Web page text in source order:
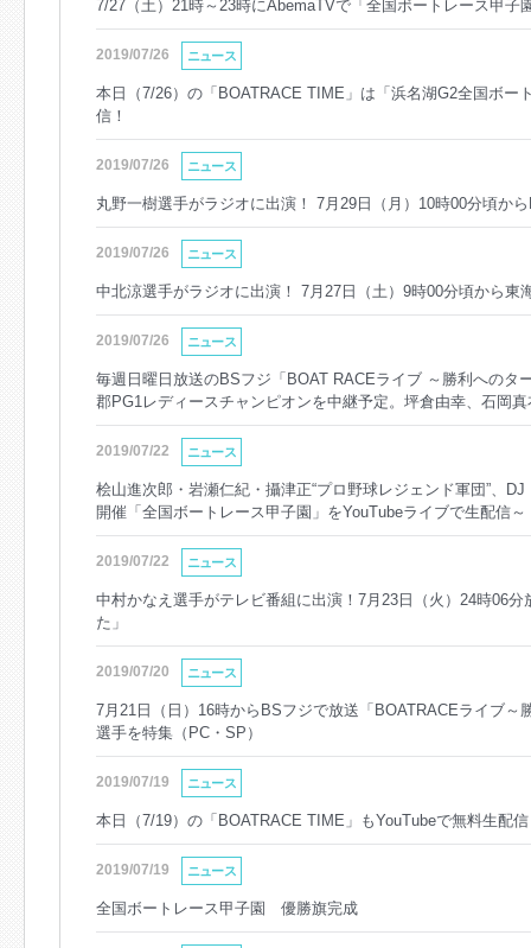
7/27（土）21時～23時にAbemaTVで「全国ボートレース甲子
2019/07/26 ニュース
本日（7/26）の「BOATRACE TIME」は「浜名湖G2全国ボー
信！
2019/07/26 ニュース
丸野一樹選手がラジオに出演！ 7月29日（月）10時00分頃か
2019/07/26 ニュース
中北涼選手がラジオに出演！ 7月27日（土）9時00分頃から東
2019/07/26 ニュース
毎週日曜日放送のBSフジ「BOAT RACEライブ ～勝利へのタ
郡PG1レディースチャンピオンを中継予定。坪倉由幸、石岡
2019/07/22 ニュース
桧山進次郎・岩瀬仁紀・攝津正“プロ野球レジェンド軍団”、
開催「全国ボートレース甲子園」をYouTubeライブで生配信～
2019/07/22 ニュース
中村かなえ選手がテレビ番組に出演！7月23日（火）24時06
た」
2019/07/20 ニュース
7月21日（日）16時からBSフジで放送「BOATRACEライブ～
選手を特集（PC・SP）
2019/07/19 ニュース
本日（7/19）の「BOATRACE TIME」もYouTubeで無料生配
2019/07/19 ニュース
全国ボートレース甲子園 優勝旗完成